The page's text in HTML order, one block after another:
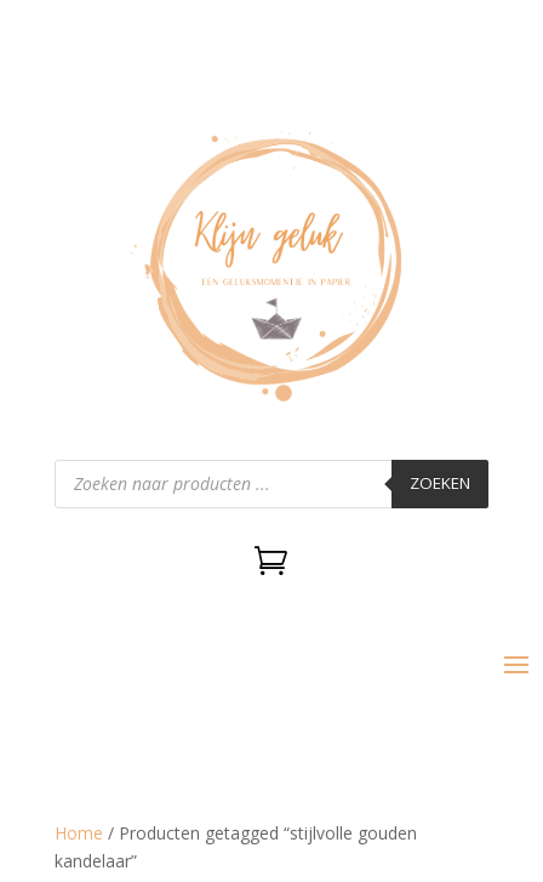
Producten
zoeken ZOEKEN

Home / Producten getagged “stijlvolle gouden
kandelaar”